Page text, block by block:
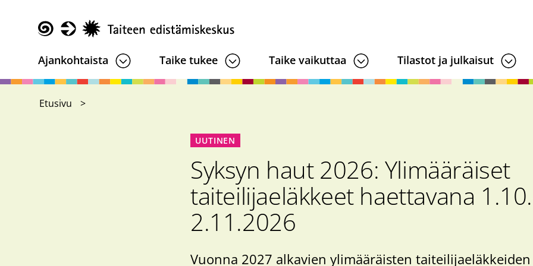
pääsisältöön
Ajankohtaista Taike tukee Taike vaikuttaa Tilastot ja julkaisut
Etusivu
UUTINEN
Syksyn haut 2026: Ylimääräiset
taiteilijaeläkkeet haettavana
2.11.2026
Vuonna 2027 alkavien ylimääräisten